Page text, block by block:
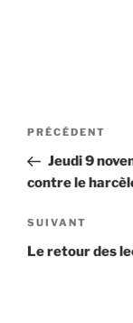
Navigation
l’article
Article
précédent
PRÉCÉDENT
Jeudi 9
contre le
Article
suivant
SUIVANT
Le retour des